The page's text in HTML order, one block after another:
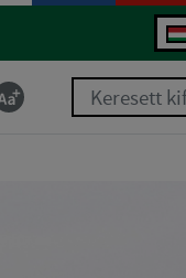
Keresett